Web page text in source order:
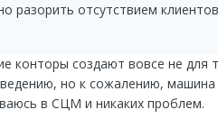
разорить отсутствием
конторы создают вовсе не
но к сожалению, машина
в СЦМ и никаких проблем.